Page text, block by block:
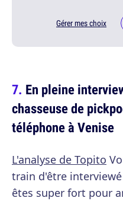
Gérer mes choix
En pleine
chasseuse de
téléphone à Venise
L'analyse de Topito
train d'être
êtes super fort pour